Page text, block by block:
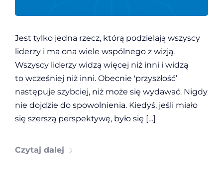
Jest tylko jedna rzecz, którą podzielają wszyscy
liderzy i ma ona wiele wspólnego z wizją.
Wszyscy liderzy widzą więcej niż inni i widzą
to wcześniej niż inni. Obecnie 'przyszłość’
następuje szybciej, niż może się wydawać. Nigdy
nie dojdzie do spowolnienia. Kiedyś, jeśli miało
się szerszą perspektywę, było się […]
Czytaj dalej